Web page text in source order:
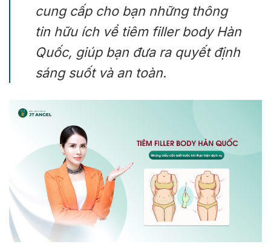
cung cấp cho bạn những thông
tin hữu ích về tiêm filler body Hàn
Quốc, giúp bạn đưa ra quyết định
sáng suốt và an toàn.